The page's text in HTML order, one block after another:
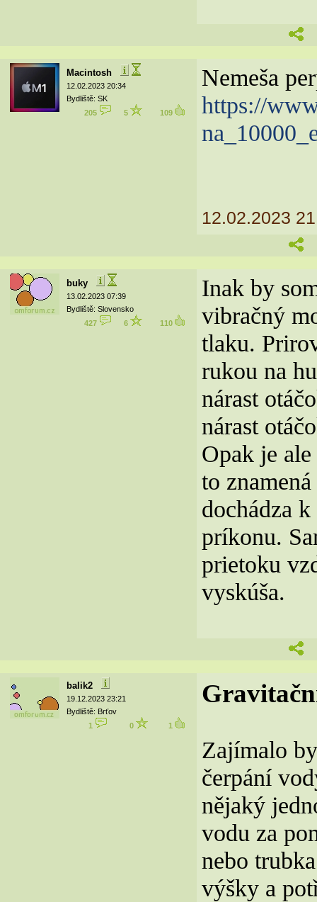
Macintosh
12.02.2023 20:34
Bydliště: SK
205
5 109
Nemeša
https://
12.02.2023
buky
13.02.2023 07:39
Bydliště: Slovensko
427
6 110
Inak by
vibračný
tlaku.
rukou na
nárast
nárast
Opak je
to
dochádza
príkonu.
prietoku
vyskúša.
balik2
19.12.2023 23:21
Bydliště: Brťov
1
0 1
Zajímalo
čerpání
nějaký
vodu za
nebo
výšky a